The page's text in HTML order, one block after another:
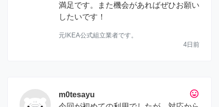
満足です。また機会があればぜひお願い
したいです！
元IKEA公式組立業者です。
4日前
tag_faces
m0tesayu